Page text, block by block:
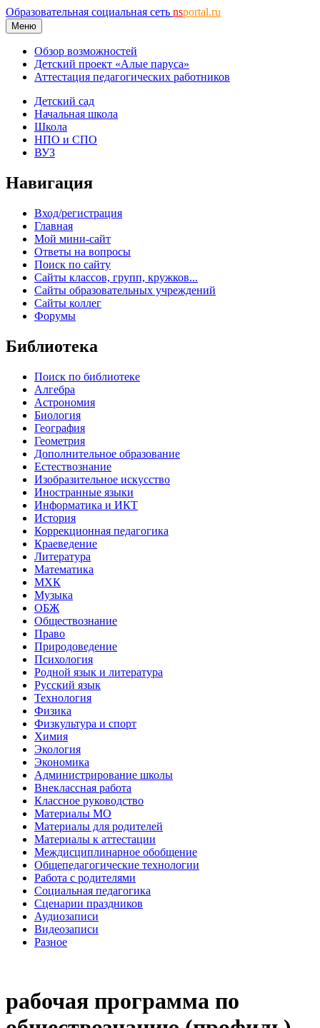
Образовательная социальная сеть nsportal.ru
Меню
Обзор возможностей
Детский проект «Алые паруса»
Аттестация педагогических работников
Детский сад
Начальная школа
Школа
НПО и СПО
ВУЗ
Навигация
Вход/регистрация
Главная
Мой мини-сайт
Ответы на вопросы
Поиск по сайту
Сайты классов, групп, кружков...
Сайты образовательных учреждений
Сайты коллег
Форумы
Библиотека
Поиск по библиотеке
Алгебра
Астрономия
Биология
География
Геометрия
Дополнительное образование
Естествознание
Изобразительное искусство
Иностранные языки
Информатика и ИКТ
История
Коррекционная педагогика
Краеведение
Литература
Математика
МХК
Музыка
ОБЖ
Обществознание
Право
Природоведение
Психология
Родной язык и литература
Русский язык
Технология
Физика
Физкультура и спорт
Химия
Экология
Экономика
Администрирование школы
Внеклассная работа
Классное руководство
Материалы МО
Материалы для родителей
Материалы к аттестации
Междисциплинарное обобщение
Общепедагогические технологии
Работа с родителями
Социальная педагогика
Сценарии праздников
Аудиозаписи
Видеозаписи
Разное
рабочая программа по